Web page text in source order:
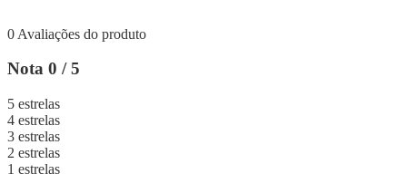
0 Avaliações do produto
Nota 0 / 5
5 estrelas
4 estrelas
3 estrelas
2 estrelas
1 estrelas